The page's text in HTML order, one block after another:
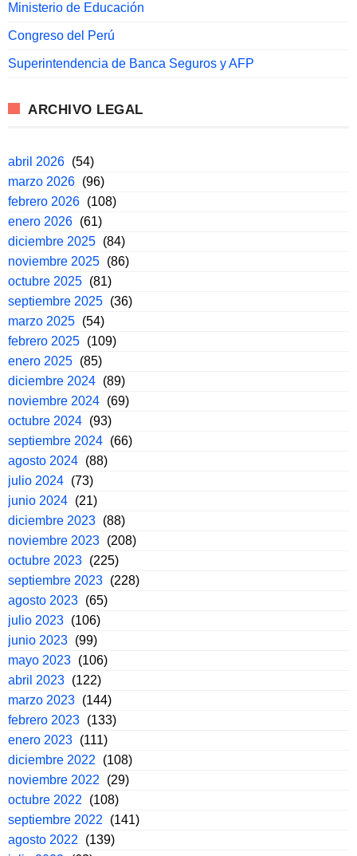
Ministerio de Educación
Congreso del Perú
Superintendencia de Banca Seguros y AFP
ARCHIVO LEGAL
abril 2026 (54)
marzo 2026 (96)
febrero 2026 (108)
enero 2026 (61)
diciembre 2025 (84)
noviembre 2025 (86)
octubre 2025 (81)
septiembre 2025 (36)
marzo 2025 (54)
febrero 2025 (109)
enero 2025 (85)
diciembre 2024 (89)
noviembre 2024 (69)
octubre 2024 (93)
septiembre 2024 (66)
agosto 2024 (88)
julio 2024 (73)
junio 2024 (21)
diciembre 2023 (88)
noviembre 2023 (208)
octubre 2023 (225)
septiembre 2023 (228)
agosto 2023 (65)
julio 2023 (106)
junio 2023 (99)
mayo 2023 (106)
abril 2023 (122)
marzo 2023 (144)
febrero 2023 (133)
enero 2023 (111)
diciembre 2022
(108)
noviembre 2022
(29)
octubre 2022
(108)
septiembre 2022
(141)
agosto 2022
(139)